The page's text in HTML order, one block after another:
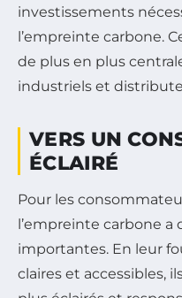
investissements
l’empreinte carbone.
de plus en plus
industriels et
VERS UN
ÉCLAIRÉ
Pour les
l’empreinte carbone a
importantes. En leur
claires et accessibles,